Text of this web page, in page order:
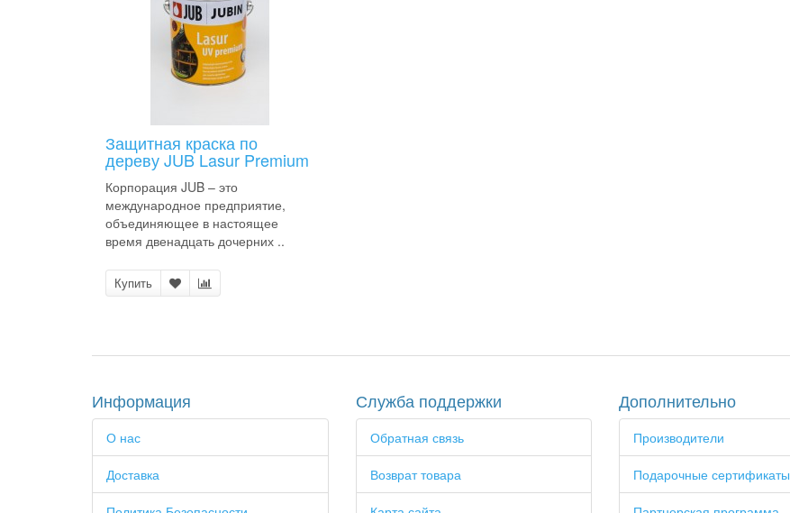
Защитная краска по
дереву JUB Lasur Premium
Корпорация JUB – это
международное предприятие,
объединяющее в настоящее
время двенадцать дочерних ..
Купить
Информация
О нас
Доставка
Служба поддержки
Обратная связь
Возврат товара
Дополнительно
Производители
Подарочные сертификаты